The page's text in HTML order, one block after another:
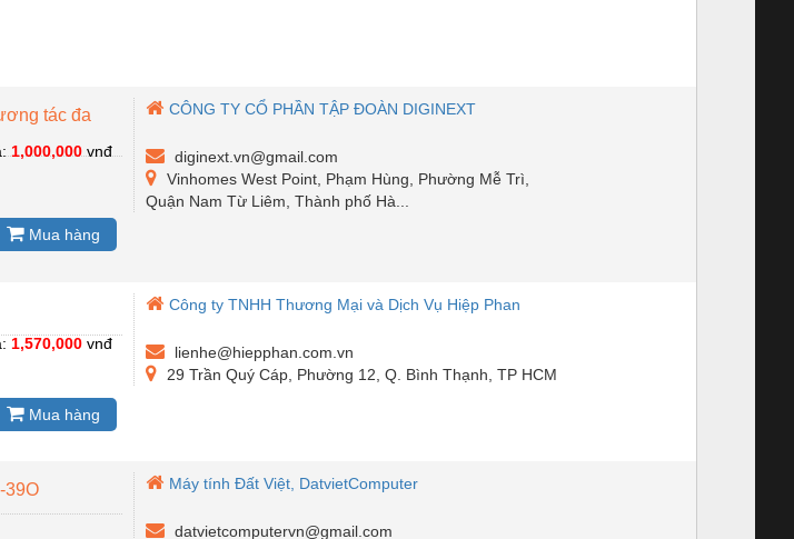
tác đa
1,000,000vnđ
Mua hàng
CÔNG TY CỔ PHẦN TẬP ĐOÀN DIGINEXT
diginext.vn@gmail.com
Vinhomes West Point, Phạm Hùng, Phường Mễ Trì,
Quận Nam Từ Liêm, Thành phố Hà...
1,570,000vnđ
Mua hàng
Công ty TNHH Thương Mại và Dịch Vụ Hiệp Phan
lienhe@hiepphan.com.vn
29 Trần Quý Cáp, Phường 12, Q. Bình Thạnh, TP HCM
39O Máy tính Đất Việt, DatvietComputer
datvietcomputervn@gmail.com